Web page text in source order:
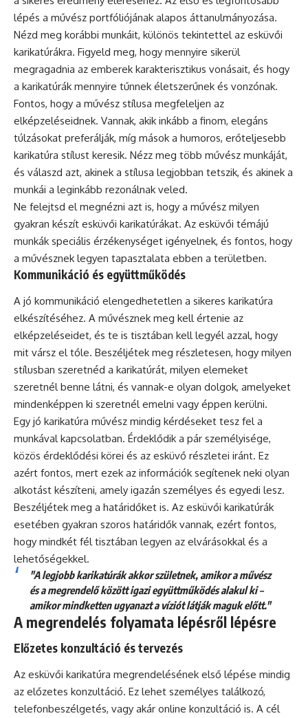
lépés a művész portfóliójának alapos áttanulmányozása.
Nézd meg korábbi munkáit, különös tekintettel az esküvői
karikatúrákra. Figyeld meg, hogy mennyire sikerül
megragadnia az emberek karakterisztikus vonásait, és hogy
a karikatúrák mennyire tűnnek életszerűnek és vonzónak.
Fontos, hogy a művész stílusa megfeleljen az
elképzeléseidnek. Vannak, akik inkább a finom, elegáns
túlzásokat preferálják, míg mások a humoros, erőteljesebb
karikatúra stílust keresik. Nézz meg több művész munkáját,
és válaszd azt, akinek a stílusa legjobban tetszik, és akinek a
munkái a leginkább rezonálnak veled.
Ne felejtsd el megnézni azt is, hogy a művész milyen
gyakran készít esküvői karikatúrákat. Az esküvői témájú
munkák speciális érzékenységet igényelnek, és fontos, hogy
a művésznek legyen tapasztalata ebben a területben.
Kommunikáció és együttműködés
A jó kommunikáció elengedhetetlen a sikeres karikatúra
elkészítéséhez. A művésznek meg kell értenie az
elképzeléseidet, és te is tisztában kell legyél azzal, hogy
mit vársz el tőle. Beszéljétek meg részletesen, hogy milyen
stílusban szeretnéd a karikatúrát, milyen elemeket
szeretnél benne látni, és vannak-e olyan dolgok, amelyeket
mindenképpen ki szeretnél emelni vagy éppen kerülni.
Egy jó karikatúra művész mindig kérdéseket tesz fel a
munkával kapcsolatban. Érdeklődik a pár személyisége,
közös érdeklődési körei és az esküvő részletei iránt. Ez
azért fontos, mert ezek az információk segítenek neki olyan
alkotást készíteni, amely igazán személyes és egyedi lesz.
Beszéljétek meg a határidőket is. Az esküvői karikatúrák
esetében gyakran szoros határidők vannak, ezért fontos,
hogy mindkét fél tisztában legyen az elvárásokkal és a
lehetőségekkel.
"A legjobb karikatúrák akkor születnek, amikor a művész
és a megrendelő között igazi együttműködés alakul ki –
amikor mindketten ugyanazt a víziót látják maguk előtt."
A megrendelés folyamata lépésről lépésre
Előzetes konzultáció és tervezés
Az esküvői karikatúra megrendelésének első lépése mindig
az előzetes konzultáció. Ez lehet személyes találkozó,
telefonbeszélgetés, vagy akár online konzultáció is. A cél